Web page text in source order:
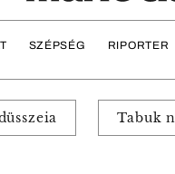
SZÉPSÉG RIPORTER
Tabuk